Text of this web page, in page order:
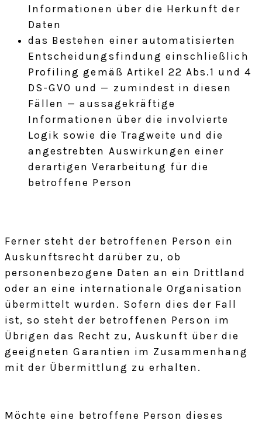
Informationen über die Herkunft der
Daten
das Bestehen einer automatisierten
Entscheidungsfindung einschließlich
Profiling gemäß Artikel 22 Abs.1 und 4
DS-GVO und — zumindest in diesen
Fällen — aussagekräftige
Informationen über die involvierte
Logik sowie die Tragweite und die
angestrebten Auswirkungen einer
derartigen Verarbeitung für die
betroffene Person
Ferner steht der betroffenen Person ein
Auskunftsrecht darüber zu, ob
personenbezogene Daten an ein Drittland
oder an eine internationale Organisation
übermittelt wurden. Sofern dies der Fall
ist, so steht der betroffenen Person im
Übrigen das Recht zu, Auskunft über die
geeigneten Garantien im Zusammenhang
mit der Übermittlung zu erhalten.
Möchte eine betroffene Person dieses